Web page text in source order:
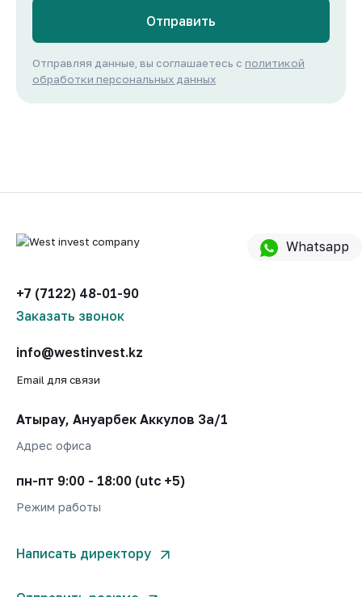
Отправить
Отправляя данные, вы соглашаетесь с политикой
обработки персональных данных
+7 (7122) 48-01-90
Заказать звонок
info@westinvest.kz
Email для связи
Атырау, Ануарбек Аккулов 3а/1
Адрес офиса
пн-пт 9:00 - 18:00 (utc +5)
Режим работы
Whatsapp
Написать директору